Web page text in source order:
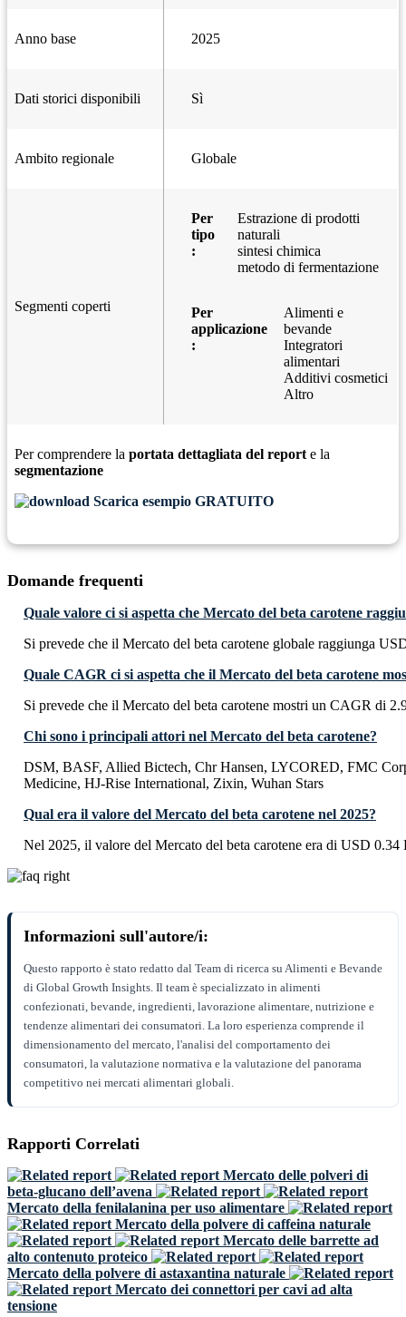
Anno base 2025
Dati storici disponibili Sì
Ambito regionale Globale
Segmenti coperti
Per
tipo
:
Estrazione di prodotti
naturali
sintesi chimica
metodo di fermentazione
Per
applicazione
:
Alimenti e
bevande
Integratori
alimentari
Additivi cosmetici
Altro
Per comprendere la portata dettagliata del report e la
segmentazione
Scarica esempio GRATUITO
Domande frequenti
Quale valore ci si aspetta che Mercato del beta carotene
Si prevede che il Mercato del beta carotene globale raggiunga
Quale CAGR ci si aspetta che il Mercato del beta carotene
Si prevede che il Mercato del beta carotene mostri un CAGR di
Chi sono i principali attori nel Mercato del beta carotene?
DSM, BASF, Allied Bictech, Chr Hansen, LYCORED, FMC
Medicine, HJ-Rise International, Zixin, Wuhan Stars
Qual era il valore del Mercato del beta carotene nel 2025?
Nel 2025, il valore del Mercato del beta carotene era di USD
Informazioni sull'autore/i:
Questo rapporto è stato redatto dal Team di ricerca su Alimenti e Bevande
di Global Growth Insights. Il team è specializzato in alimenti
confezionati, bevande, ingredienti, lavorazione alimentare, nutrizione e
tendenze alimentari dei consumatori. La loro esperienza comprende il
dimensionamento del mercato, l'analisi del comportamento dei
consumatori, la valutazione normativa e la valutazione del panorama
competitivo nei mercati alimentari globali.
Rapporti Correlati
Mercato delle polveri di
beta-glucano dell’avena
Mercato della fenilalanina per uso alimentare
Mercato della polvere di caffeina naturale
Mercato delle barrette ad
alto contenuto proteico
Mercato della polvere di astaxantina naturale
Mercato dei connettori per cavi ad alta
tensione